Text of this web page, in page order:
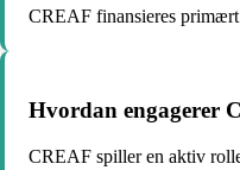
CREAF finansieres primært
Hvordan engagerer
CREAF spiller en aktiv